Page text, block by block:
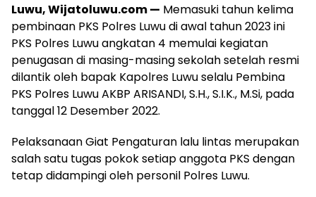
Luwu, Wijatoluwu.com — Memasuki tahun kelima
pembinaan PKS Polres Luwu di awal tahun 2023 ini
PKS Polres Luwu angkatan 4 memulai kegiatan
penugasan di masing-masing sekolah setelah resmi
dilantik oleh bapak Kapolres Luwu selalu Pembina
PKS Polres Luwu AKBP ARISANDI, S.H., S.I.K., M.Si, pada
tanggal 12 Desember 2022.
Pelaksanaan Giat Pengaturan lalu lintas merupakan
salah satu tugas pokok setiap anggota PKS dengan
tetap didampingi oleh personil Polres Luwu.